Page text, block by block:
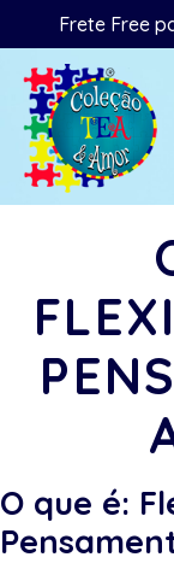
Frete Free
O que é: